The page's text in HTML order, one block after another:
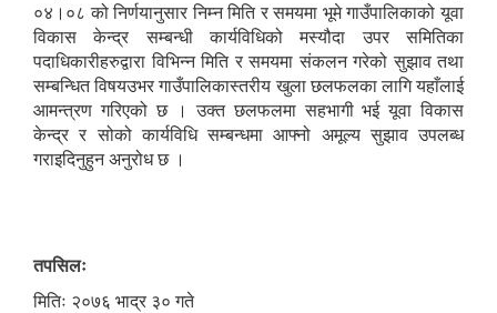
०४।०८ को निर्णयानुसार निम्न मिति र समयमा भूमे गाउँपालिकाको यूवा
विकास केन्द्र सम्बन्धी कार्यविधिको मस्यौदा उपर समितिका
पदाधिकारीहरुद्वारा विभिन्न मिति र समयमा संकलन गरेको सुझाव तथा
सम्बन्धित विषयउभर गाउँपालिकास्तरीय खुला छलफलका लागि यहाँलाई
आमन्त्रण गरिएको छ । उक्त छलफलमा सहभागी भई यूवा विकास
केन्द्र र सोको कार्यविधि सम्बन्धमा आफ्नो अमूल्य सुझाव उपलब्ध
गराइदिनुहुन अनुरोध छ ।
तपसिलः
मितिः २०७६ भाद्र ३० गते